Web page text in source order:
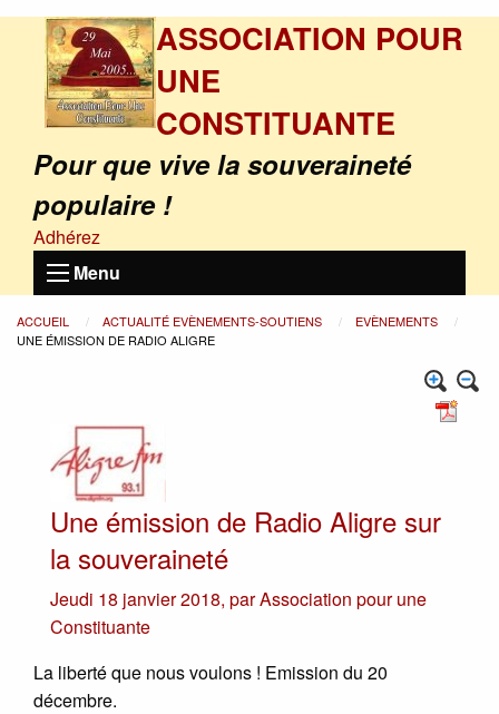
ASSOCIATION POUR
UNE
CONSTITUANTE
Pour que vive la souveraineté
populaire !
Adhérez
Menu
ACCUEIL ACTUALITÉ EVÈNEMENTS-SOUTIENS
EVÈNEMENTS
UNE ÉMISSION DE RADIO ALIGRE
Une émission de Radio Aligre sur
la souveraineté
Jeudi 18 janvier 2018, parAssociation pour une
Constituante
La liberté que nous voulons ! Emission du 20
décembre.